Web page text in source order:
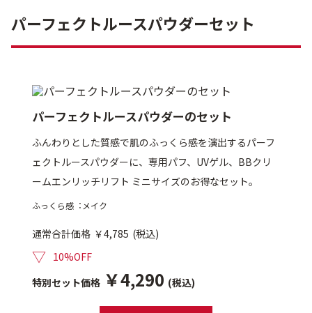
パーフェクトルースパウダーセット
パーフェクトルースパウダーのセット
ふんわりとした質感で肌のふっくら感を演出するパーフ
ェクトルースパウダーに、専用パフ、UVゲル、BBクリ
ームエンリッチリフト ミニサイズのお得なセット。
ふっくら感︓メイク
通常合計価格 ￥4,785 (税込)
▽ 10%OFF
特別セット価格 ￥4,290 (税込)